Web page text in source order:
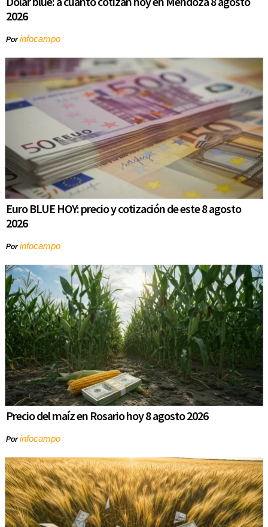
2026
Porinfocampo
Euro BLUE HOY: precio y cotización de este 8 agosto
2026
Porinfocampo
Precio del maíz en Rosario hoy 8 agosto 2026
Porinfocampo